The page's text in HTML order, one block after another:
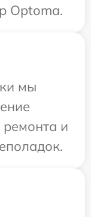
Optoma.
мы
ремонта и